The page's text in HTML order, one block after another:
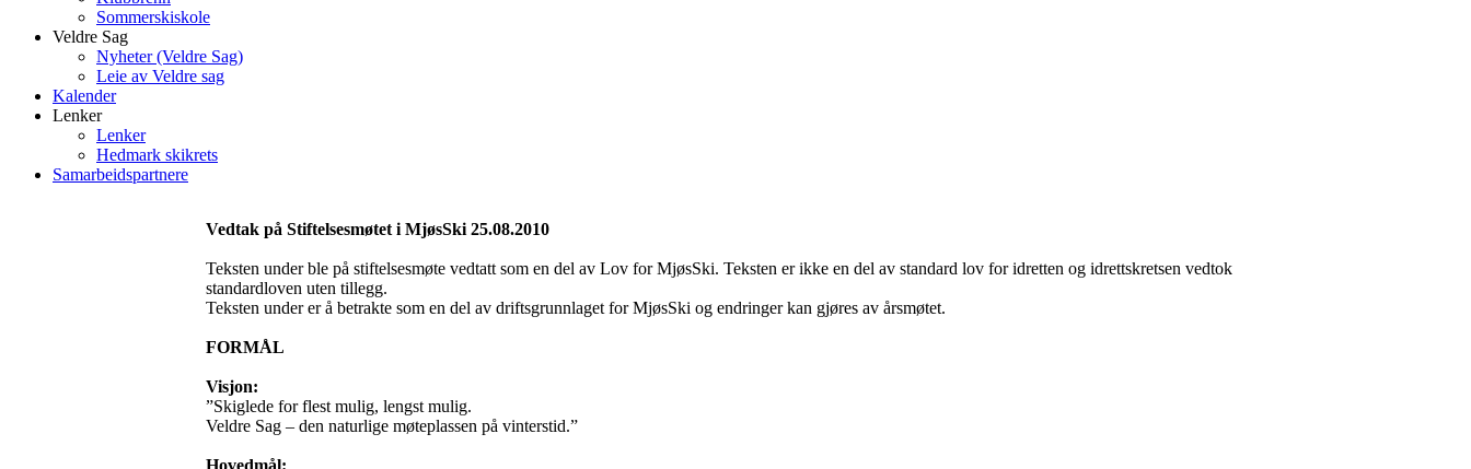
Sommerskiskole
Veldre Sag
Nyheter (Veldre Sag)
Leie av Veldre sag
Kalender
Lenker
Lenker
Hedmark skikrets
Samarbeidspartnere
Vedtak på Stiftelsesmøtet i MjøsSki 25.08.2010
Teksten under ble på stiftelsesmøte vedtatt som en del av Lov for MjøsSki. Teksten er ikke en del av standard lov for idretten og idrettskretsen vedtok
standardloven uten tillegg.
Teksten under er å betrakte som en del av driftsgrunnlaget for MjøsSki og endringer kan gjøres av årsmøtet.
FORMÅL
Visjon:
”Skiglede for flest mulig, lengst mulig.
Veldre Sag – den naturlige møteplassen på vinterstid.”
Hovedmål: